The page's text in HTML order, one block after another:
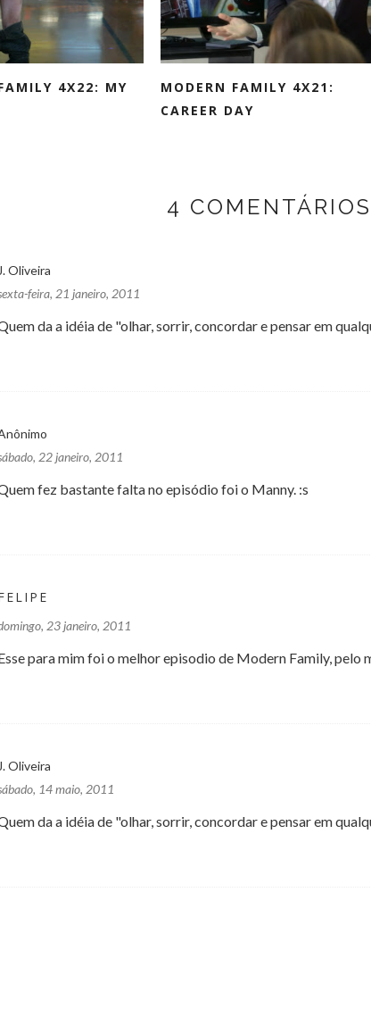
4X22: MY
MODERN FAMILY 4X21:
CAREER DAY
4 COMENTÁRIOS
J. Oliveira
feira, 21 janeiro, 2011
da a idéia de "olhar, sorrir, concordar e pensar em
22 janeiro, 2011
fez bastante falta no episódio foi o Manny. :s
23 janeiro, 2011
para mim foi o melhor episodio de Modern Family, pelo
J. Oliveira
14 maio, 2011
da a idéia de "olhar, sorrir, concordar e pensar em